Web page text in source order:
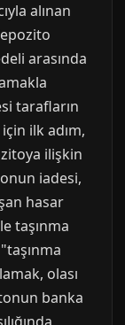
alınan
arasında
tarafların
ilk adım,
ilişkin
iadesi,
hasar
taşınma
olası
banka